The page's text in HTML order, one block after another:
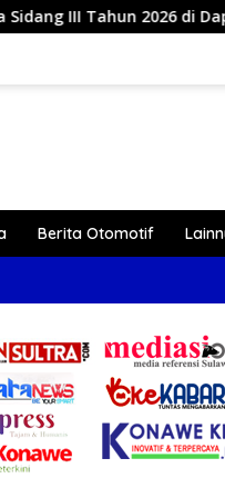
IV Konawe
Berita Otomotif